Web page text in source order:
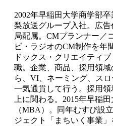
2002年早稲田大学商学部
梨放送グループ入社。広
局配属。CMプランナー／
ビ・ラジオのCM制作を年
ドックス・クリエイティ
職。企業、商品、採用領
ら、VI、ネーミング、ス
一気通貫して行う。採用
上に関わる。2015年早稲
（MBA）。同年むすび設
ジェクト「まちいく事業」